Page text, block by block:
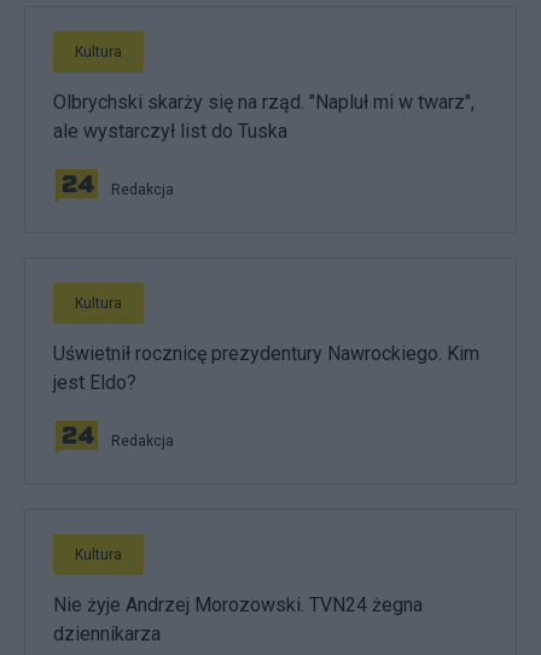
Kultura
Olbrychski skarży się na rząd. "Napluł mi w twarz",
ale wystarczył list do Tuska
Redakcja
Kultura
Uświetnił rocznicę prezydentury Nawrockiego. Kim
jest Eldo?
Redakcja
Kultura
Nie żyje Andrzej Morozowski. TVN24 żegna
dziennikarza